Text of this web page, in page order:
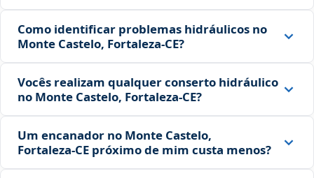
Como identificar problemas hidráulicos no
Monte Castelo, Fortaleza‑CE?
Vocês realizam qualquer conserto hidráulico
no Monte Castelo, Fortaleza‑CE?
Um encanador no Monte Castelo,
Fortaleza‑CE próximo de mim custa menos?